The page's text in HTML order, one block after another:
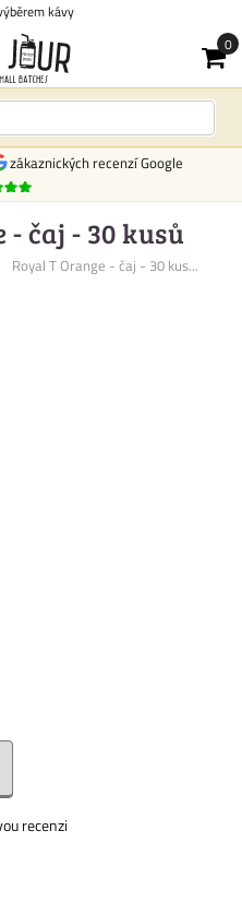
kávy
zákaznických recenzí Google
- čaj - 30 kusů
Royal T Orange - čaj - 30 kus...
recenzi